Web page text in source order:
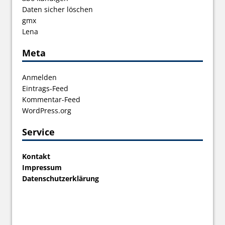
Daten sicher löschen
gmx
Lena
Meta
Anmelden
Eintrags-Feed
Kommentar-Feed
WordPress.org
Service
Kontakt
Impressum
Datenschutzerklärung